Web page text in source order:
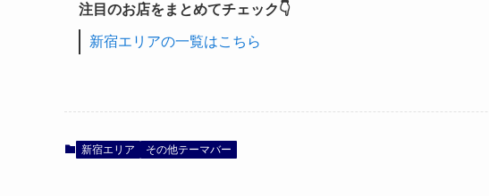
注目のお店をまとめてチェック👇
新宿エリアの一覧はこちら
新宿エリア その他テーマバー